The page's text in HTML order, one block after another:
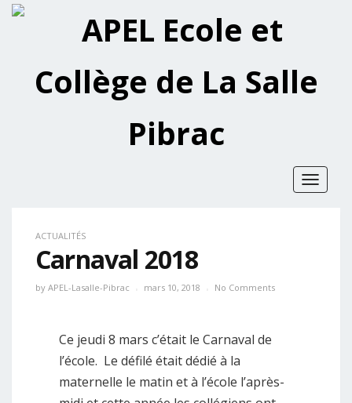
Toggle
ACTUALITÉS
Carnaval 2018
by APEL-Lasalle-Pibrac mars 10, 2018 No Comments
Ce jeudi 8 mars c’était le Carnaval de
l’école. Le défilé était dédié à la
maternelle le matin et à l’école l’après-